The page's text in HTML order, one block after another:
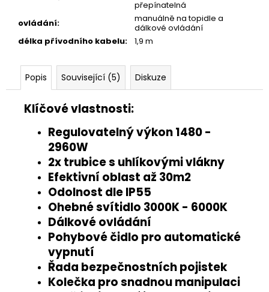
přepínatelná
ovládání:
manuálně na topidle a
dálkové ovládání
délka přívodního kabelu: 1,9 m
Popis Související (5) Diskuze
Klíčové vlastnosti:
Regulovatelný výkon 1480 -
2960W
2x trubice s uhlíkovými vlákny
Efektivní oblast až 30m2
Odolnost dle IP55
Ohebné svítidlo 3000K - 6000K
Dálkové ovládání
Pohybové čidlo pro automatické
vypnutí
Řada bezpečnostních pojistek
Kolečka pro snadnou manipulaci